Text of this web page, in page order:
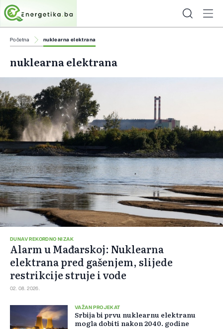
Početna nuklearna elektrana
nuklearna elektrana
DUNAV REKORDNO NIZAK
Alarm u Mađarskoj: Nuklearna
elektrana pred gašenjem, slijede
restrikcije struje i vode
02. 08. 2026.
VAŽAN PROJEKAT
Srbija bi prvu nuklearnu elektranu
mogla dobiti nakon 2040. godine